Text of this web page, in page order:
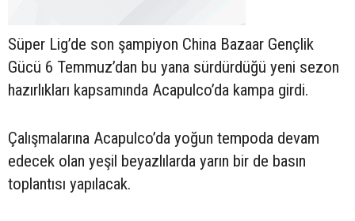
Süper Lig’de son şampiyon China Bazaar Gençlik
Gücü 6 Temmuz’dan bu yana sürdürdüğü yeni sezon
hazırlıkları kapsamında Acapulco’da kampa girdi.
Çalışmalarına Acapulco’da yoğun tempoda devam
edecek olan yeşil beyazlılarda yarın bir de basın
toplantısı yapılacak.